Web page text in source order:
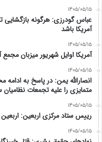
1405/05/15
عباس گودرزی: هرگونه بازگشایی
آمریکا باشد
1405/05/15
آمریکا اوایل شهریور میزبان
1405/05/15
انصارالله یمن: در پاسخ به
متمایزی را علیه تجمعات
1405/05/15
رییس ستاد مرکزی اربعین: اربعین ۱۴۰۵ در بالاترین سطح امنیت برگزار
1405/05/15